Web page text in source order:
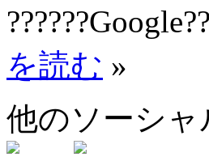
を読む »
他のソーシ